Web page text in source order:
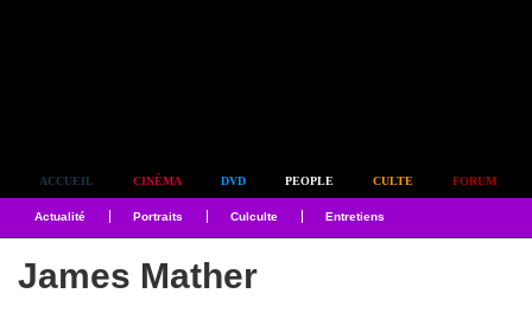
ACCUEIL CINÉMA DVD PEOPLE CULTE FORUM
Actualité Portraits Culculte Entretiens
James Mather